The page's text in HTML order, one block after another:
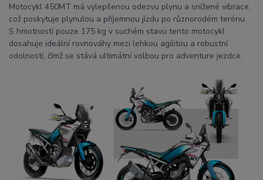
Motocykl 450MT má vylepšenou odezvu plynu a snížené vibrace,
což poskytuje plynulou a příjemnou jízdu po různorodém terénu.
S hmotností pouze 175 kg v suchém stavu tento motocykl
dosahuje ideální rovnováhy mezi lehkou agilitou a robustní
odolností, čímž se stává ultimátní volbou pro adventure jezdce.